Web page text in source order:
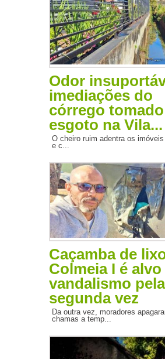
Odor
imediações do
córrego
esgoto na Vila...
O cheiro ruim adentra os
e c...
Caçamba de
Colmeia I é alvo
vandalismo pela
segunda vez
Da outra vez, moradores
chamas a temp...